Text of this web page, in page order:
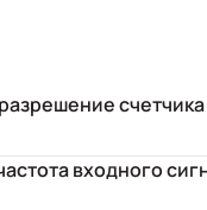
счетчика
входного